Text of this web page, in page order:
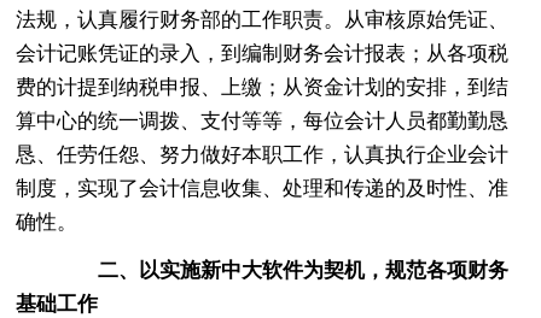
法规，认真履行财务部的工作职责。从审核原始凭证、
会计记账凭证的录入，到编制财务会计报表；从各项税
费的计提到纳税申报、上缴；从资金计划的安排，到结
算中心的统一调拨、支付等等，每位会计人员都勤勤恳
恳、任劳任怨、努力做好本职工作，认真执行企业会计
制度，实现了会计信息收集、处理和传递的及时性、准
确性。
二、以实施新中大软件为契机，规范各项财务
基础工作